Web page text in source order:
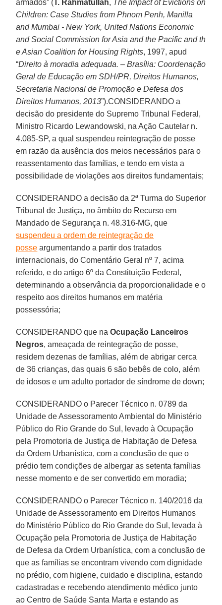
armados” ( T. Rahmatullah, The Impact of Evictions on
Children: Case Studies from Phnom Penh, Manilla
and Mumbai - New York, United Nations Economic
and Social Commission for Asia and the Pacific and th
e Asian Coalition for Housing Rights, 1997, apud
“Direito à moradia adequada. – Brasília: Coordenação
Geral de Educação em SDH/PR, Direitos Humanos,
Secretaria Nacional de Promoção e Defesa dos
Direitos Humanos, 2013”).CONSIDERANDO a
decisão do presidente do Supremo Tribunal Federal,
Ministro Ricardo Lewandowski, na Ação Cautelar n.
4.085-SP, a qual suspendeu reintegração de posse
em razão da ausência dos meios necessários para o
reassentamento das famílias, e tendo em vista a
possibilidade de violações aos direitos fundamentais;
CONSIDERANDO a decisão da 2ª Turma do Superior
Tribunal de Justiça, no âmbito do Recurso em
Mandado de Segurança n. 48.316-MG, que
suspendeu a ordem de reintegração de
posse argumentando a partir dos tratados
internacionais, do Comentário Geral nº 7, acima
referido, e do artigo 6º da Constituição Federal,
determinando a observância da proporcionalidade e o
respeito aos direitos humanos em matéria
possessória;
CONSIDERANDO que na Ocupação Lanceiros
Negros, ameaçada de reintegração de posse,
residem dezenas de famílias, além de abrigar cerca
de 36 crianças, das quais 6 são bebês de colo, além
de idosos e um adulto portador de síndrome de down;
CONSIDERANDO o Parecer Técnico n. 0789 da
Unidade de Assessoramento Ambiental do Ministério
Público do Rio Grande do Sul, levado à Ocupação
pela Promotoria de Justiça de Habitação de Defesa
da Ordem Urbanística, com a conclusão de que o
prédio tem condições de albergar as setenta famílias
nesse momento e de ser convertido em moradia;
CONSIDERANDO o Parecer Técnico n. 140/2016 da
Unidade de Assessoramento em Direitos Humanos
do Ministério Público do Rio Grande do Sul, levada à
Ocupação pela Promotoria de Justiça de Habitação
de Defesa da Ordem Urbanística, com a conclusão de
que as famílias se encontram vivendo com dignidade
no prédio, com higiene, cuidado e disciplina, estando
cadastradas e recebendo atendimento médico junto
ao Centro de Saúde Santa Marta e estando as